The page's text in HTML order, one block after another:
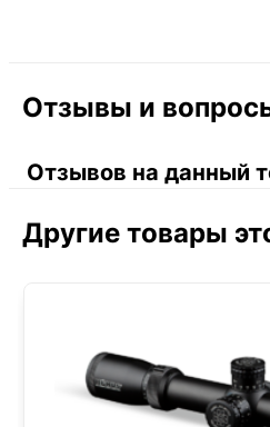
Отзывы и
Отзывов на данный
Другие товары